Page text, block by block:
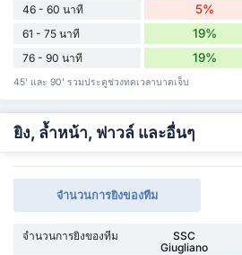
46 - 60 นาที 5%
61 - 75 นาที 19%
76 - 90 นาที 19%
45' และ 90' รวมประตูช่วงทดเวลาบาดเจ็บ
ยิง, ล้ำหน้า, ฟาวล์ และอื่นๆ
จำนวนการยิงของทีม
จำนวนการยิงของทีม
SSC
Giugliano